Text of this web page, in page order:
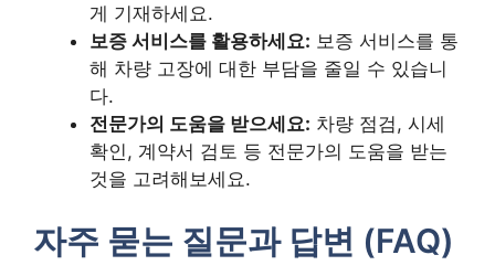
게 기재하세요.
보증 서비스를 활용하세요: 보증 서비스를 통
해 차량 고장에 대한 부담을 줄일 수 있습니
다.
전문가의 도움을 받으세요: 차량 점검, 시세
확인, 계약서 검토 등 전문가의 도움을 받는
것을 고려해보세요.
자주 묻는 질문과 답변 (FAQ)